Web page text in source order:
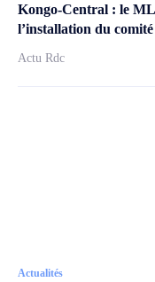
Kongo-Central : le
l’installation du
Actu Rdc
Actualités